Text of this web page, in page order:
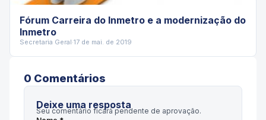
Fórum Carreira do Inmetro e a modernização do
Inmetro
Secretaria Geral·17 de mai. de 2019
0 Comentários
Deixe uma resposta
Seu comentário ficará pendente de aprovação.